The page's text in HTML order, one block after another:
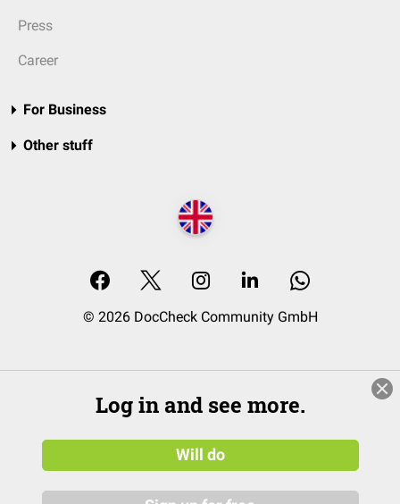
Press
Career
For Business
Other stuff
© 2026 DocCheck Community GmbH
Log in and see more.
Will do